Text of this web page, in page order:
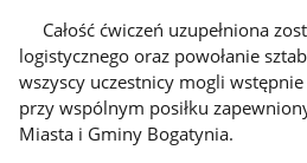
Całość ćwiczeń uzupełniona
logistycznego oraz powołanie
wszyscy uczestnicy mogli
przy wspólnym posiłku
Miasta i Gminy Bogatynia.